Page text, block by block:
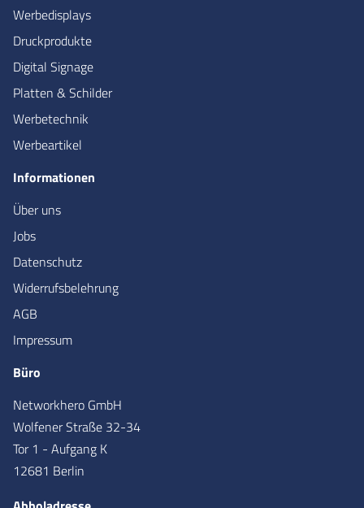
Werbedisplays
Druckprodukte
Digital Signage
Platten & Schilder
Werbetechnik
Werbeartikel
Informationen
Über uns
Jobs
Datenschutz
Widerrufsbelehrung
AGB
Impressum
Büro
Networkhero GmbH
Wolfener Straße 32-34
Tor 1 - Aufgang K
12681 Berlin